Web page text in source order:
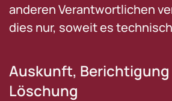
anderen Verantwortlichen
dies nur, soweit es
Auskunft, Berichtigung
Löschung